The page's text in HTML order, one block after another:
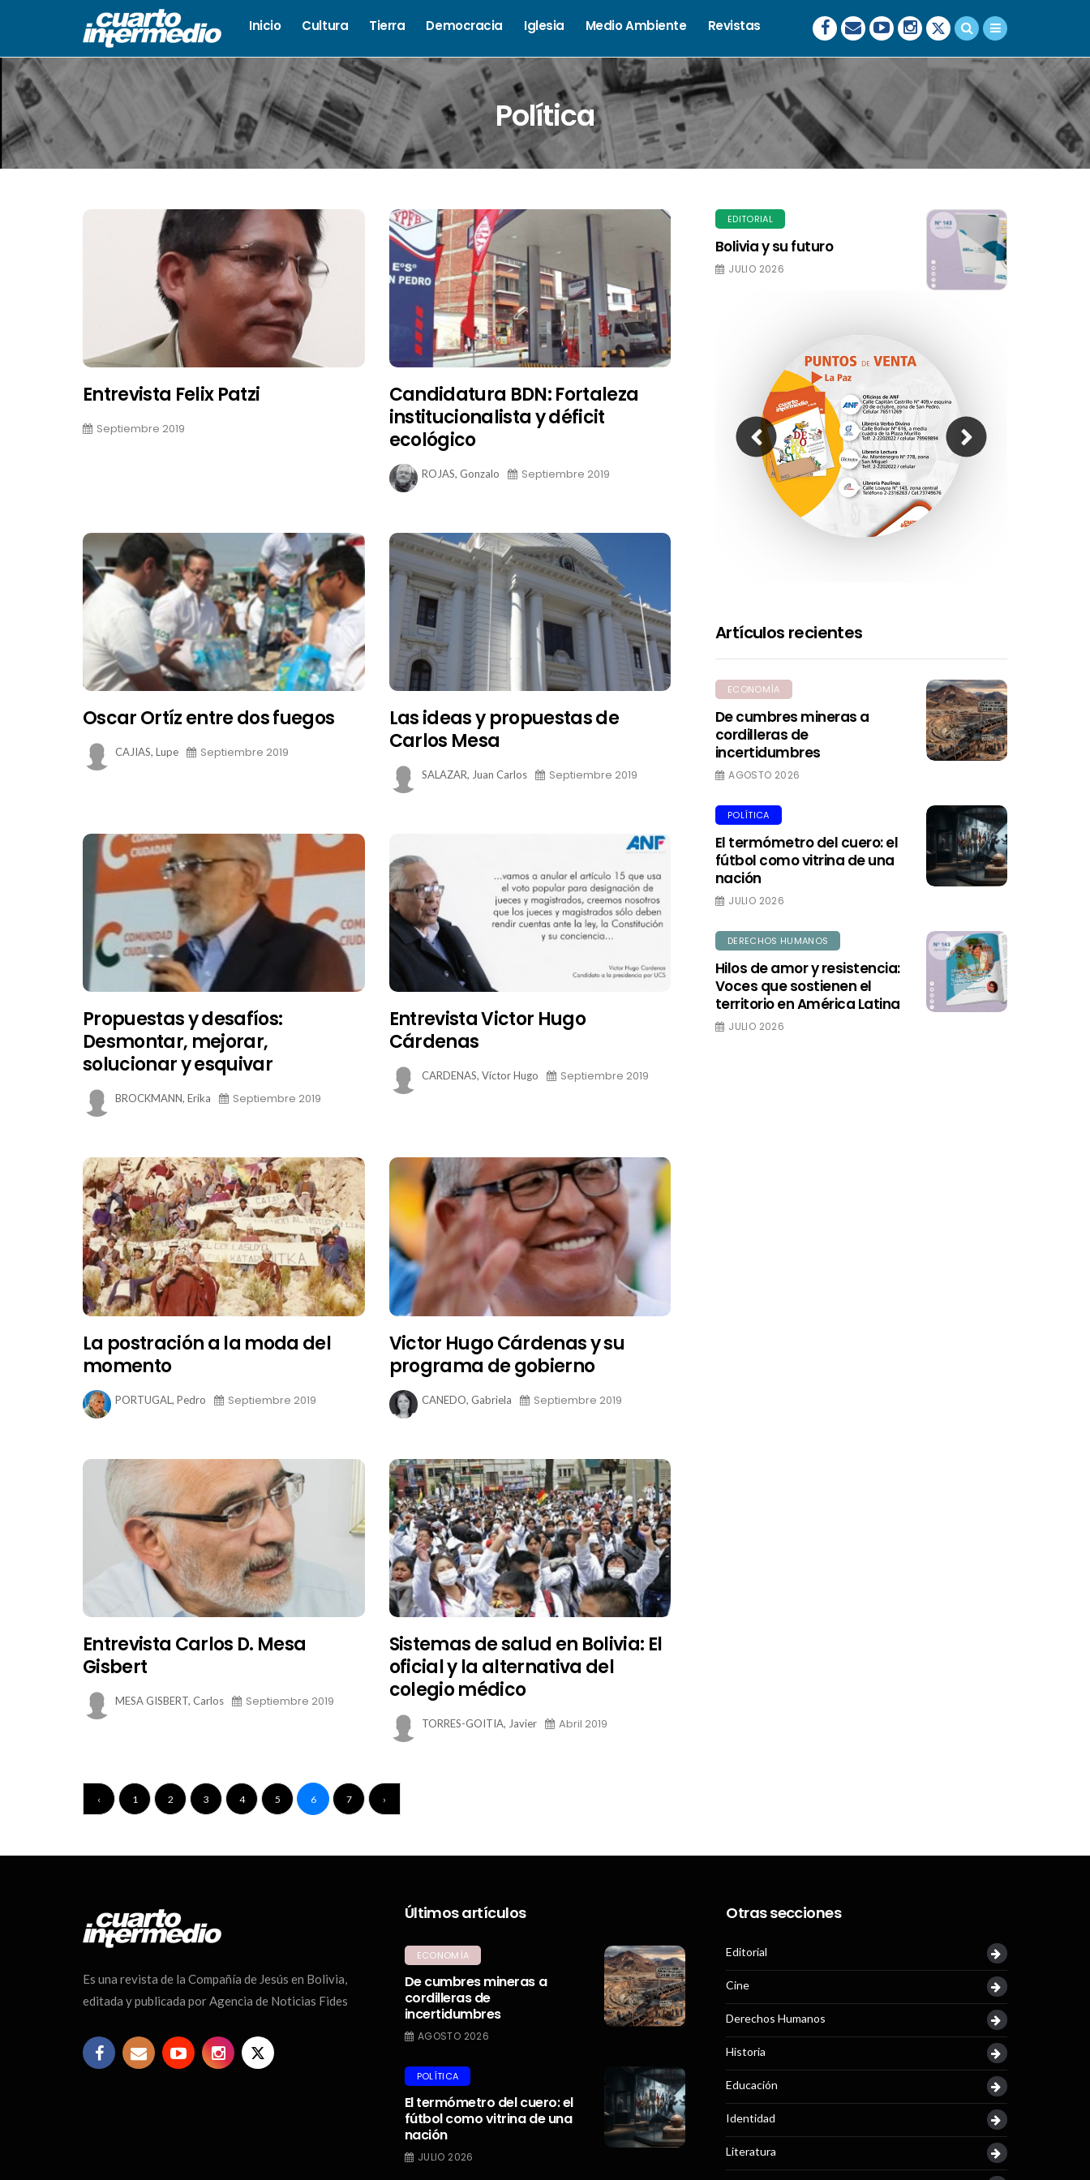
Inicio Cultura Tierra Democracia Iglesia Medio Ambiente Revistas
Política
Entrevista Felix Patzi
Septiembre 2019
Candidatura BDN: Fortaleza
institucionalista y déficit
ecológico
ROJAS, Gonzalo Septiembre 2019
Oscar Ortíz entre dos fuegos
CAJIAS, Lupe Septiembre 2019
Las ideas y propuestas de
Carlos Mesa
SALAZAR, Juan Carlos Septiembre 2019
Propuestas y desafíos:
Desmontar, mejorar,
solucionar y esquivar
BROCKMANN, Erika Septiembre 2019
Entrevista Victor Hugo
Cárdenas
CARDENAS, Víctor Hugo Septiembre 2019
La postración a la moda del
momento
PORTUGAL, Pedro Septiembre 2019
Victor Hugo Cárdenas y su
programa de gobierno
CANEDO, Gabriela Septiembre 2019
Entrevista Carlos D. Mesa
Gisbert
MESA GISBERT, Carlos Septiembre 2019
Sistemas de salud en Bolivia: El
oficial y la alternativa del
colegio médico
TORRES-GOITIA, Javier Abril 2019
‹ 1 2 3 4 5 6 7 ›
EDITORIAL
Bolivia y su futuro
JULIO 2026
Artículos recientes
ECONOMÍA
De cumbres mineras a
cordilleras de
incertidumbres
AGOSTO 2026
POLÍTICA
El termómetro del cuero: el
fútbol como vitrina de una
nación
JULIO 2026
DERECHOS HUMANOS
Hilos de amor y resistencia:
Voces que sostienen el
territorio en América Latina
JULIO 2026
Es una revista de la Compañía de Jesús en Bolivia,
editada y publicada por Agencia de Noticias Fides
Últimos artículos
ECONOMÍA
De cumbres mineras a
cordilleras de
incertidumbres
AGOSTO 2026
POLÍTICA
El termómetro del cuero: el
fútbol como vitrina de una
nación
JULIO 2026
Otras secciones
Editorial
Cine
Derechos Humanos
Historia
Educación
Identidad
Literatura